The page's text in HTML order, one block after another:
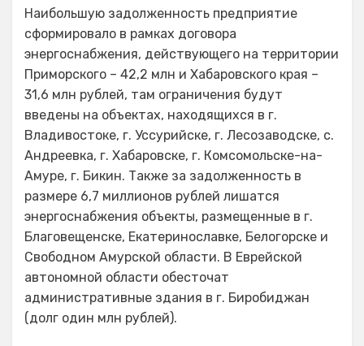
Наибольшую задолженность предприятие
сформировало в рамках договора
энергоснабжения, действующего на территории
Приморского – 42,2 млн и Хабаровского края –
31,6 млн рублей, там ограничения будут
введены на объектах, находящихся в г.
Владивостоке, г. Уссурийске, г. Лесозаводске, с.
Андреевка, г. Хабаровске, г. Комсомольске-на-
Амуре, г. Бикин. Также за задолженность в
размере 6,7 миллионов рублей лишатся
энергоснабжения объекты, размещенные в г.
Благовещенске, Екатеринославке, Белогорске и
Свободном Амурской области. В Еврейской
автономной области обесточат
административные здания в г. Биробиджан
(долг один млн рублей).